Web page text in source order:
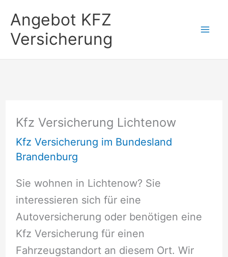
Inhalt
springen
Angebot KFZ
Versicherung
Kfz Versicherung Lichtenow
Kfz Versicherung im Bundesland
Brandenburg
Sie wohnen in Lichtenow? Sie
interessieren sich für eine
Autoversicherung oder benötigen eine
Kfz Versicherung für einen
Fahrzeugstandort an diesem Ort. Wir